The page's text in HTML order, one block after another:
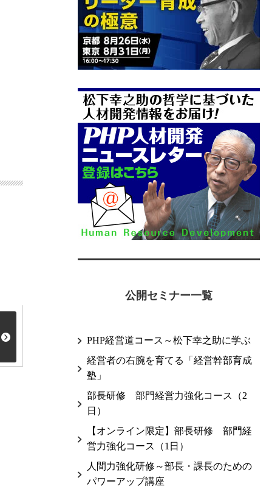
公開セミナー一覧
PHP経営道コース～松下幸之助に学ぶ
経営者の右腕を育てる「経営幹部育成
塾」
部長研修 部門経営力強化コース（2
日）
【オンライン限定】部長研修 部門経
営力強化コース（1日）
人間力強化研修～部長・課長のための
パワーアップ講座